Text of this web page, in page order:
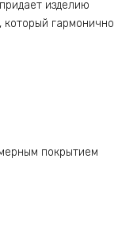
изделию
гармонично
покрытием